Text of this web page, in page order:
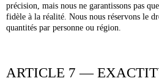
précision, mais nous ne garantissons pas
fidèle à la réalité. Nous nous réservons le
quantités par personne ou région.
ARTICLE 7 —